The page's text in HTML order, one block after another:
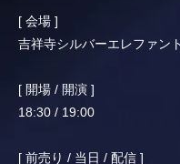
[ 会場 ]
吉祥寺シルバーエレファン
[ 開場 / 開演 ]
18:30 / 19:00
[ 前売り / 当日 / 配信 ]